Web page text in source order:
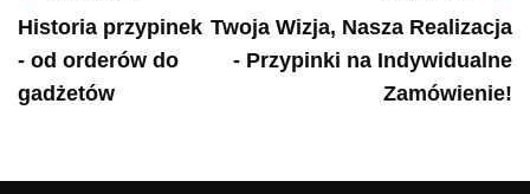
Historia przypinek
- od orderów do
gadżetów
Twoja Wizja, Nasza Realizacja
- Przypinki na Indywidualne
Zamówienie!